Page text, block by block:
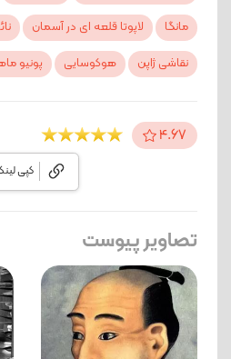
مانگا
لاپوتا قلعه ای در آسمان
نقاشی ژاپن
هوکوسایی پونیو
4.67
کپی
تصاویر پیوست